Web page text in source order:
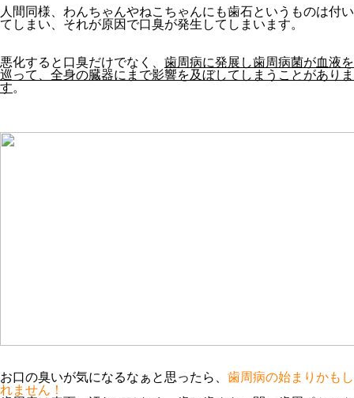
人間同様、わんちゃんやねこちゃんにも歯石というものは付い
てしまい、それが原因で口臭が発生してしまいます。
悪化すると口臭だけでなく、 歯周病に発展し歯周病菌が血液を
巡って、全身の臓器にまで影響を及ぼしてしまうことがありま
す。
お口の臭いが気になるなぁと思ったら、 歯周病の始まりかもし
れません！